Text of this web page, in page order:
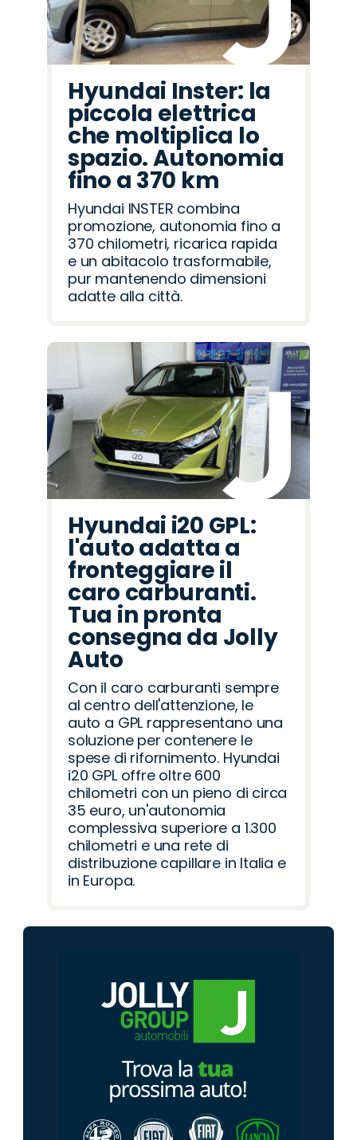
Hyundai Inster: la
piccola elettrica
che moltiplica lo
spazio. Autonomia
fino a 370 km
Hyundai INSTER combina
promozione, autonomia fino a
370 chilometri, ricarica rapida
e un abitacolo trasformabile,
pur mantenendo dimensioni
adatte alla città.
Hyundai i20 GPL:
l'auto adatta a
fronteggiare il
caro carburanti.
Tua in pronta
consegna da Jolly
Auto
Con il caro carburanti sempre
al centro dell'attenzione, le
auto a GPL rappresentano una
soluzione per contenere le
spese di rifornimento. Hyundai
i20 GPL offre oltre 600
chilometri con un pieno di circa
35 euro, un'autonomia
complessiva superiore a 1.300
chilometri e una rete di
distribuzione capillare in Italia e
in Europa.